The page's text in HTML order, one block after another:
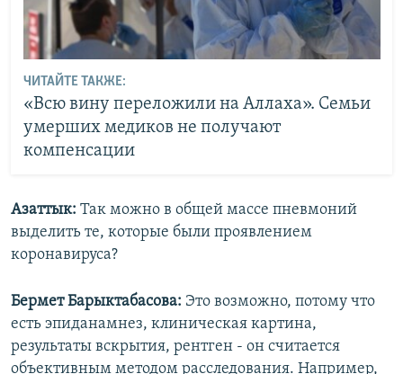
ЧИТАЙТЕ ТАКЖЕ:
«Всю вину переложили на Аллаха». Семьи
умерших медиков не получают
компенсации
Азаттык: Так можно в общей массе пневмоний
выделить те, которые были проявлением
коронавируса?
Бермет Барыктабасова: Это возможно, потому что
есть эпиданамнез, клиническая картина,
результаты вскрытия, рентген - он считается
объективным методом расследования. Например,